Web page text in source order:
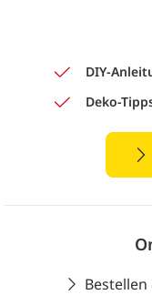
DIY-
Deko-